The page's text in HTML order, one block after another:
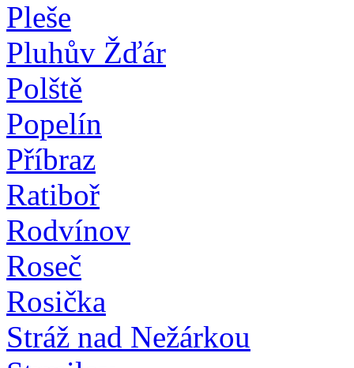
Pleše
Pluhův Žďár
Polště
Popelín
Příbraz
Ratiboř
Rodvínov
Roseč
Rosička
Stráž nad Nežárkou